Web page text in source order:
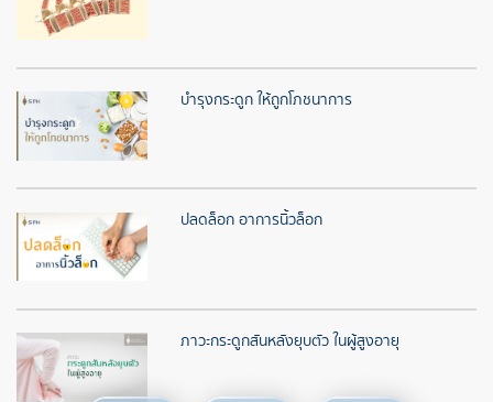
บำรุงกระดูก ให้ถูกโภชนาการ
ปลดล็อก อาการนิ้วล็อก
ภาวะกระดูกสันหลังยุบตัว ในผู้สูงอายุ